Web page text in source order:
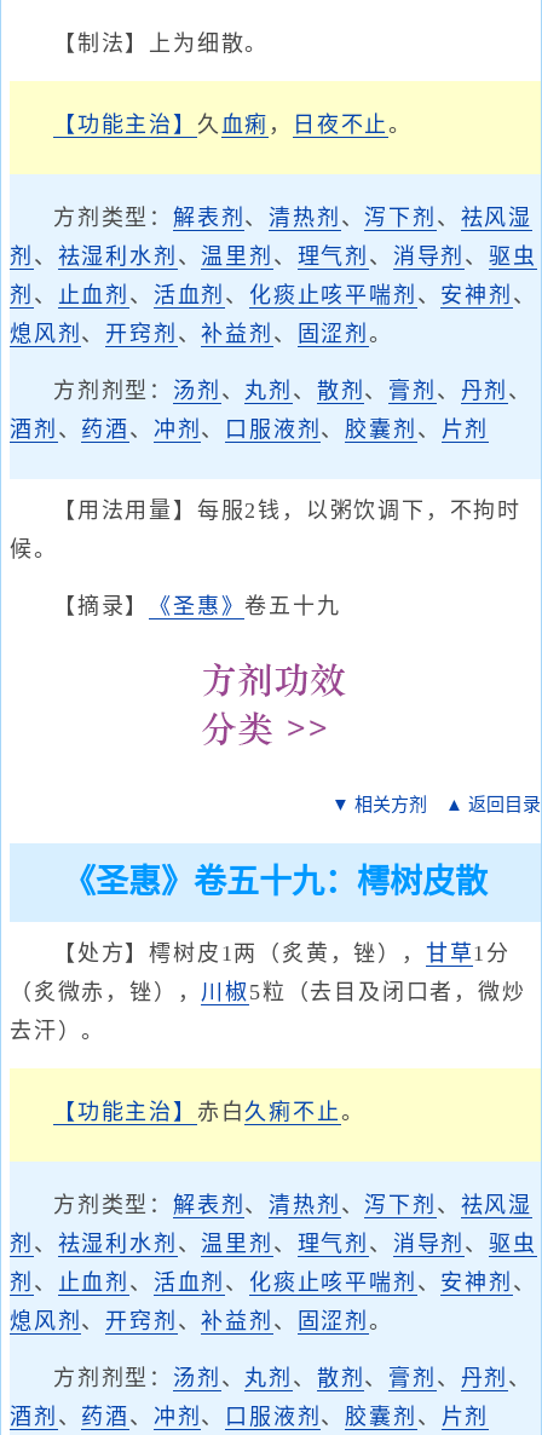
【制法】上为细散。
【功能主治】 久 血痢 ， 日夜不止。
方剂类型： 解表剂 、清热剂 、 泻下剂 、 祛风湿
剂 、 祛湿利水剂 、温里剂 、 理气剂 、 消导剂 、驱虫
剂 、 止血剂 、 活血剂 、 化痰止咳平喘剂 、 安神剂 、
熄风剂 、 开窍剂 、补益剂 、 固涩剂。
方剂剂型： 汤剂 、 丸剂 、 散剂 、 膏剂 、 丹剂 、
酒剂 、 药酒 、 冲剂 、 口服液剂 、 胶囊剂 、 片剂
【用法用量】每服2钱，以粥饮调下，不拘时
候。
【摘录】 《圣惠》卷五十九
▼ 相关方剂 ▲ 返回目录
《圣惠》卷五十九：樗树皮散
【处方】樗树皮1两（炙黄，锉）， 甘草1分
（炙微赤，锉）， 川椒 5粒（去目及闭口者，微炒
去汗）。
【功能主治】 赤白久痢不止。
方剂类型： 解表剂 、清热剂 、 泻下剂 、 祛风湿
剂 、 祛湿利水剂 、温里剂 、 理气剂 、 消导剂 、驱虫
剂 、 止血剂 、 活血剂 、 化痰止咳平喘剂 、 安神剂 、
熄风剂 、 开窍剂 、补益剂 、 固涩剂。
方剂剂型： 汤剂 、 丸剂 、 散剂 、 膏剂 、 丹剂 、
酒剂 、 药酒 、 冲剂 、 口服液剂 、 胶囊剂 、 片剂